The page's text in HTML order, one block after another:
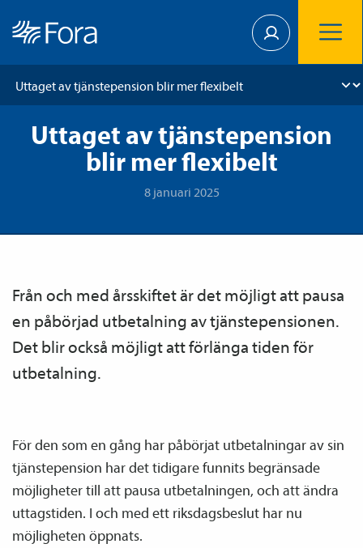
Uttaget av tjänstepension
blir mer flexibelt
8 januari 2025
Från och med årsskiftet är det möjligt att pausa
en påbörjad utbetalning av tjänste­­pensionen.
Det blir också möjligt att förlänga tiden för
utbetalning.
För den som en gång har påbörjat utbetalningar av sin
tjänste­pension har det tidigare funnits begränsade
möjligheter till att pausa utbetalningen, och att ändra
uttagstiden. I och med ett riksdagsbeslut har nu
möjligheten öppnats.